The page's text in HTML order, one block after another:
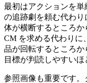
最初はアクションを
の追跡劇を頼む代わ
体が横断するところ
CM を求める代わりに
品が回転するところ
目標が判読しやすいほ
参照画像も重要です